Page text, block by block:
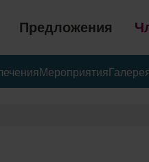
Предложения
Мероприятия